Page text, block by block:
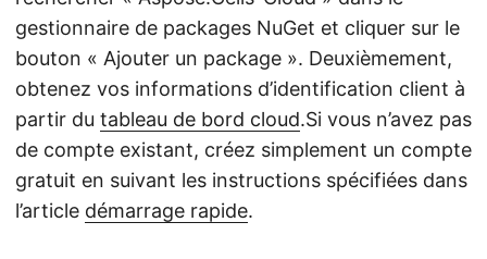
gestionnaire de packages NuGet et cliquer sur le
bouton « Ajouter un package ». Deuxièmement,
obtenez vos informations d’identification client à
partir du tableau de bord cloud.Si vous n’avez pas
de compte existant, créez simplement un compte
gratuit en suivant les instructions spécifiées dans
l’article démarrage rapide.